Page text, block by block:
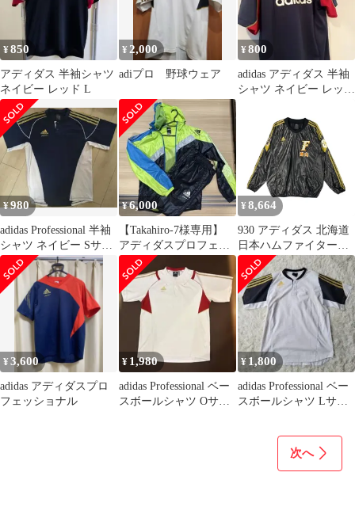
¥850
アディダス 半袖シャツ
ネイビー レッド L
¥ 2,000
adiプロ 野球ウェア
¥800
adidas アディダス 半袖
シャツ ネイビー レッド
¥980
adidas Professional 半袖
シャツ ネイビー Sサイ
ズ
¥6,000
【Takahiro-7様専用】
アディダスプロフェッ
ショナル ウィンドブ
レーカー
¥ 8,664
930 アディダス 北海道
日本ハムファイターズ
プロコレクション プル
オーバー (XL)
¥3,600
adidas アディダスプロ
フェッショナル
¥ 1,980
adidas Professional ベー
スボールシャツ Oサイ
¥ 1,800
adidas Professional ベー
スボールシャツ Lサイ
次へ